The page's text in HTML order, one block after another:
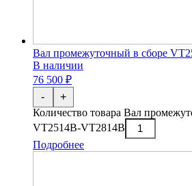
Вал промежуточный в сборе
В наличии
76 500 ₽
-
Количество товара Вал
VT2514B-VT2814B
+
Подробнее